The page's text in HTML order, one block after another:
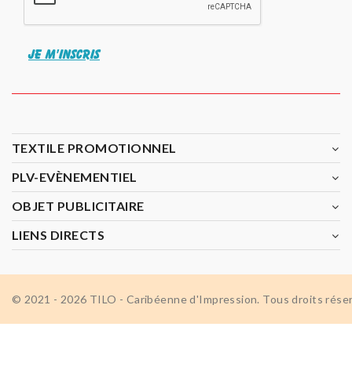
JE M'INSCRIS
TEXTILE PROMOTIONNEL
PLV-EVÈNEMENTIEL
OBJET PUBLICITAIRE
LIENS DIRECTS
© 2021 - 2026 TILO - Caribéenne d'Impression. Tous droits